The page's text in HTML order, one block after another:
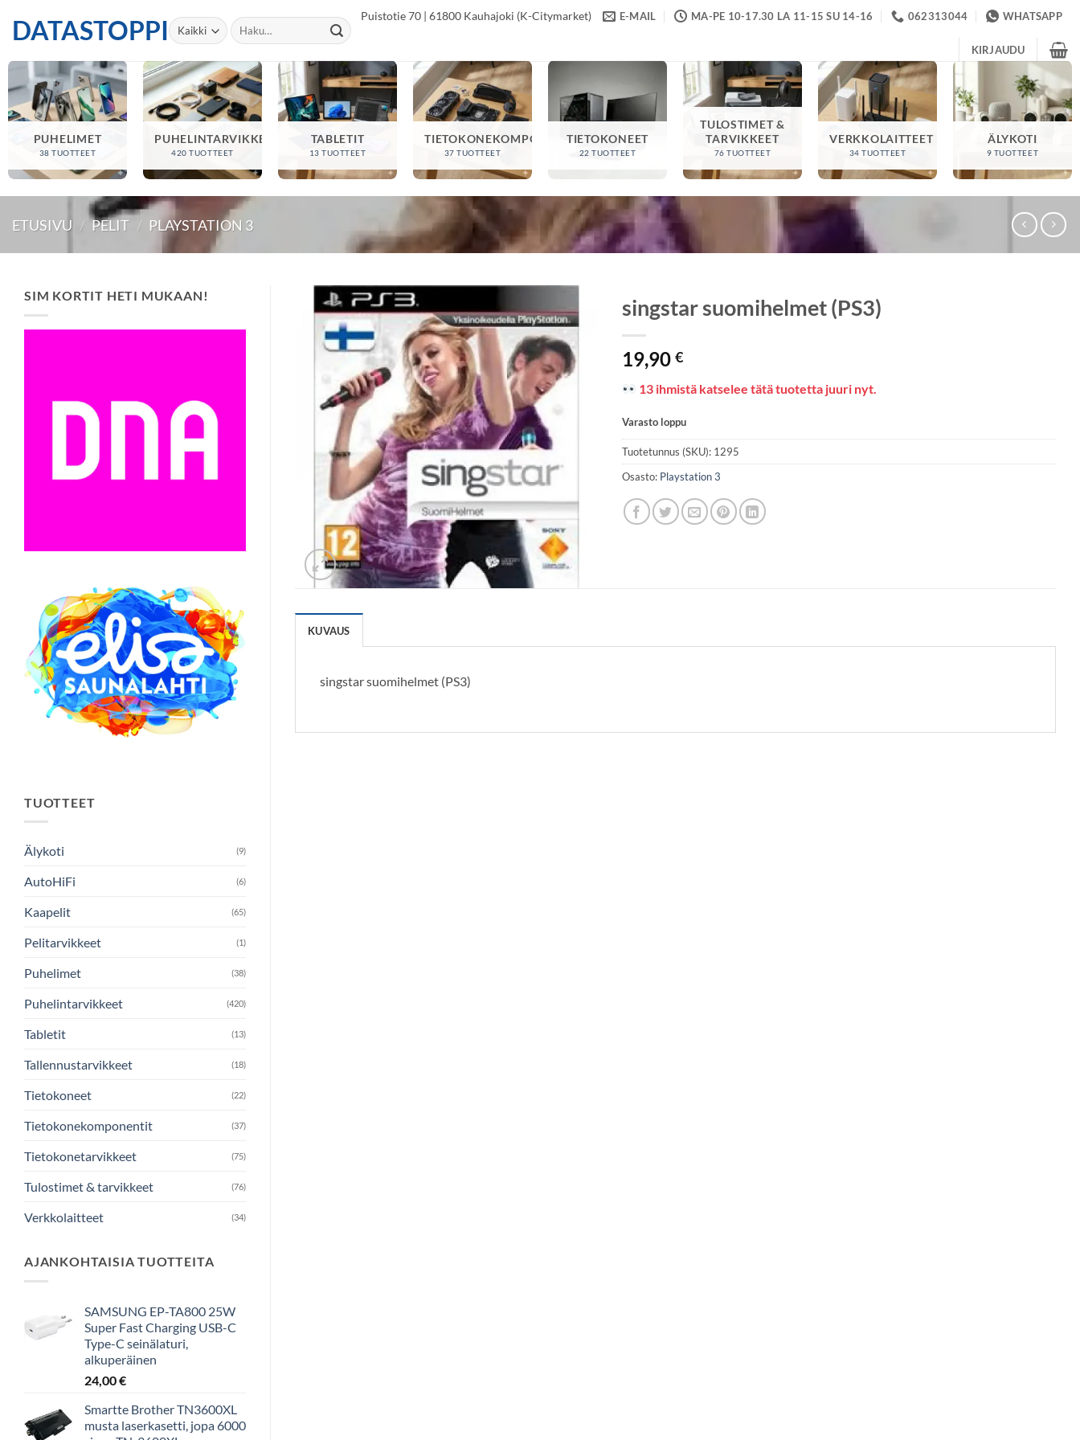
DATASTOPPI Etsi:
Puistotie 70 | 61800 Kauhajoki (K-Citymarket) E-MAIL MA-PE 10-17.30 LA 11-15 SU 14-16 062313044 WHATSAPP
KIRJAUDU
PUHELIMET
38 TUOTTEET
PUHELINTARVIKKEET
420 TUOTTEET
TABLETIT
13 TUOTTEET
TIETOKONEKOMPONENTIT
37 TUOTTEET
TIETOKONEET
22 TUOTTEET
TULOSTIMET &
TARVIKKEET
76 TUOTTEET
VERKKOLAITTEET
34 TUOTTEET
ÄLYKOTI
9 TUOTTEET
ETUSIVU / PELIT / PLAYSTATION 3
SIM KORTIT HETI MUKAAN!
TUOTTEET
Älykoti (9)
AutoHiFi (6)
Kaapelit (65)
Pelitarvikkeet (1)
Puhelimet (38)
Puhelintarvikkeet (420)
Tabletit (13)
Tallennustarvikkeet (18)
Tietokoneet (22)
Tietokonekomponentit (37)
Tietokonetarvikkeet (75)
Tulostimet & tarvikkeet (76)
Verkkolaitteet (34)
AJANKOHTAISIA TUOTTEITA
SAMSUNG EP-TA800 25W
Super Fast Charging USB-C
Type-C seinälaturi,
alkuperäinen
24,00€
Smartte Brother TN3600XL
musta laserkasetti, jopa 6000
singstar suomihelmet (PS3)
19,90€
13 ihmistä katselee tätä tuotetta juuri nyt.
Varasto loppu
Tuotetunnus (SKU): 1295
Osasto: Playstation 3
KUVAUS
singstar suomihelmet (PS3)